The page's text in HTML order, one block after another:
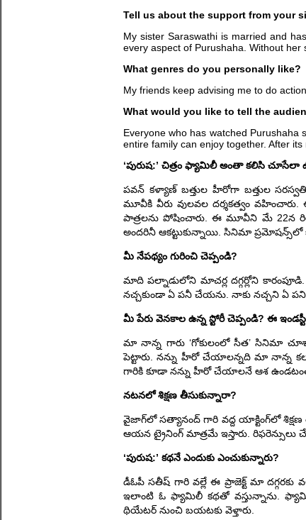
Tell us about the support from your
My sister Saraswathi is married and
every aspect of Purushaha. Without her
What genres do you personally like?
My friends keep advising me to do
What would you like to tell the
Everyone who has watched Purushaha
entire family can enjoy together. After
‘పురుష:’ చిత్రం ఫ్యామిలీ అంతా కలిసి
పవన్ కళ్యాణ్‌ బత్తుల హీరోగా బత్తుల
మూవీకి వీరు వులవల దర్శకత్వం
పాత్రలను పోషించారు. ఈ మూవీని మే 22న
అందరినీ ఆకట్టుకున్నాయి. సినిమా
మీ నేపథ్యం గురించి చెప్పండి?
మాది పల్నాడులోని మాచర్ల దగ్గర్లోని
నచ్చకుండా ఏ పనీ చేయను. నాకు నచ్చని ఏ
మీ పేరు వెనకాల ఉన్న స్టోరీ చెప్పండి? ఈ
మా నాన్న గారు ‘గోకులంలో సీత’ సినిమా
పెట్టారు. నన్ను హీరో చేయాలన్నది మా నాన్న
గారికి కూడా నన్ను హీరో చేయాలనే ఆశ
నటనలో శిక్షణ తీసుకున్నారా?
వైజాగ్‌లో సత్యానంద్ గారి వద్ద యాక్టింగ్‌లో
ఆయన ట్రైనింగ్ మాత్రమే ఇస్తారు. రిఫరెన్సులు
‘పురుష:’ కథనే ఎందుకు ఎంచుకున్నారు?
డీఓపీ సతీష్ గారి వల్లే ఈ ప్రాజెక్ట్ మా
ఇలాంటి ఓ ఫ్యామిలీ కథతో వస్తున్నాను.
థియేటర్ నుంచి బయటకు వెళ్తారు.